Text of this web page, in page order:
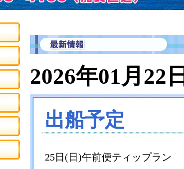
2026年01月22日
出船予定
25日(日)午前便ティップラン